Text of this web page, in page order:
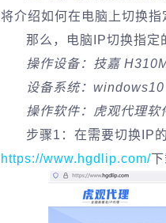
将介绍如何在电脑上切换
那么，电脑IP切换指定
操作设备：技嘉
设备系统：
操作软件：虎观代理软
步骤1：在需要切换IP
https://www.hgdlip.com/